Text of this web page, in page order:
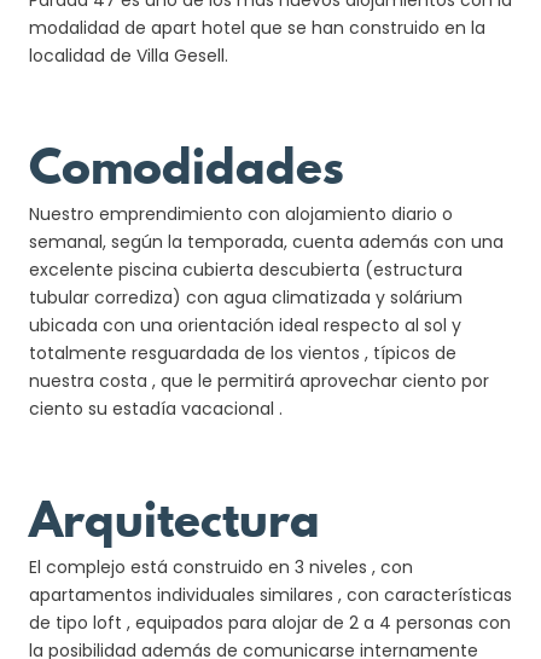
modalidad de apart hotel que se han construido en la
localidad de Villa Gesell.
Comodidades
Nuestro emprendimiento con alojamiento diario o
semanal, según la temporada, cuenta además con una
excelente piscina cubierta descubierta (estructura
tubular corrediza) con agua climatizada y solárium
ubicada con una orientación ideal respecto al sol y
totalmente resguardada de los vientos , típicos de
nuestra costa , que le permitirá aprovechar ciento por
ciento su estadía vacacional .
Arquitectura
El complejo está construido en 3 niveles , con
apartamentos individuales similares , con características
de tipo loft , equipados para alojar de 2 a 4 personas con
la posibilidad además de comunicarse internamente